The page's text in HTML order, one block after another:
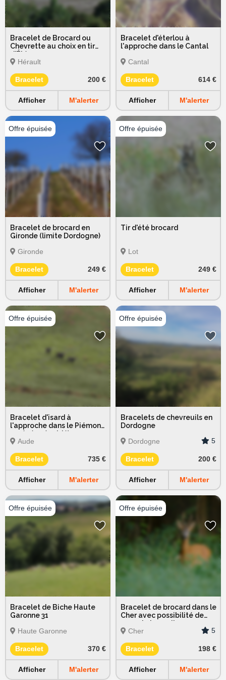
Bracelet de Brocard ou
Chevrette au choix en tir
d'Été
Hérault
Bracelet 200 €
Afficher M'alerter
Bracelet d'éterlou à
l'approche dans le Cantal
Cantal
Bracelet 614 €
Afficher M'alerter
Bracelet de brocard en
Gironde (limite Dordogne)
Gironde
Bracelet 249 €
Afficher M'alerter
Tir d'été brocard
Lot
Bracelet 249 €
Afficher M'alerter
Bracelet d'isard à
l'approche dans le Piémont
pyrénéen (guidé)
Aude
Bracelet 735 €
Afficher M'alerter
Bracelets de chevreuils en
Dordogne
Dordogne
5
Bracelet 200 €
Afficher M'alerter
Bracelet de Biche Haute
Garonne 31
Haute Garonne
Bracelet 370 €
Afficher M'alerter
Bracelet de brocard dans le
Cher avec possibilité de
renard et sanglier
Cher
5
Bracelet 198 €
Afficher M'alerter